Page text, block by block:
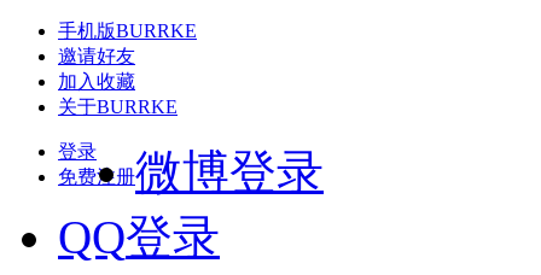
手机版BURRKE
邀请好友
加入收藏
关于BURRKE
登录
免费注册微博登录
QQ登录